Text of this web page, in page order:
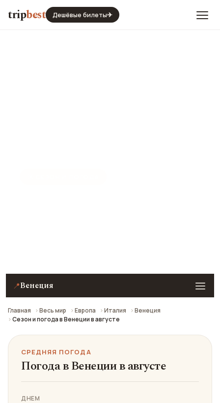
tripbest Дешёвые билеты✈
📍Венеция
Главная Весь мир Европа Италия
Венеция
Сезон и погода в Венеции в августе
СРЕДНЯЯ ПОГОДА
Погода в Венеции в августе
ДНЕМ